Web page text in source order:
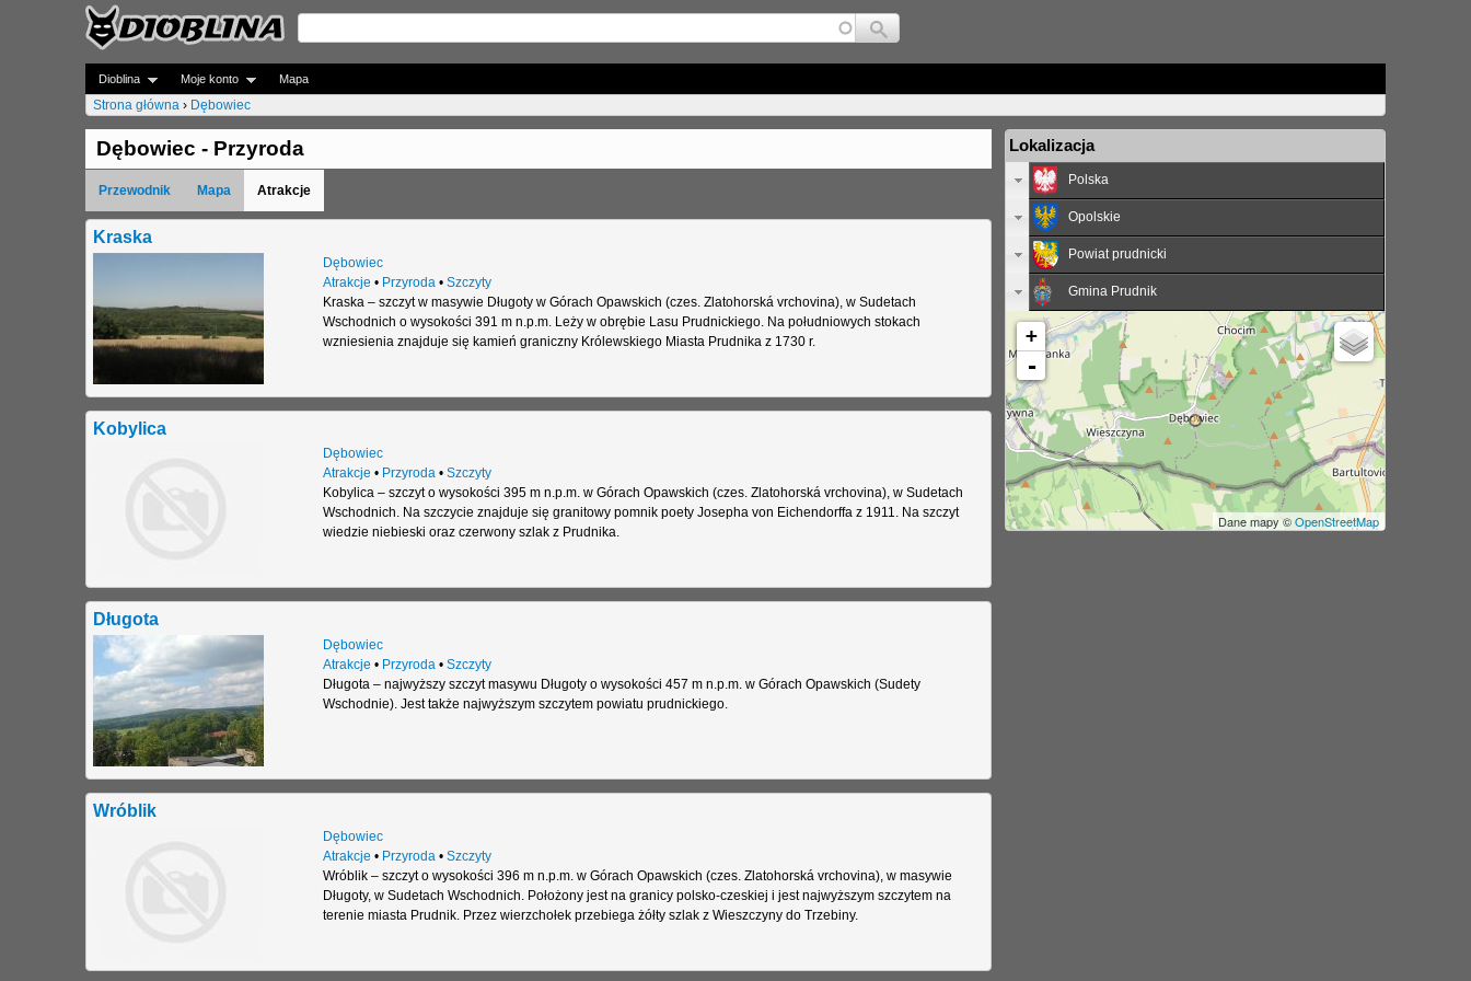
Jump to navigation
Dioblina Moje konto Mapa
J
e
s
t
ś
t
u
t
Strona główna › Dębowiec
Dębowiec - Przyroda
Przewodnik Mapa Atrakcje
Kraska
Dębowiec
Atrakcje • Przyroda • Szczyty
Kraska – szczyt w masywie Długoty w Górach Opawskich (czes. Zlatohorská vrchovina), w Sudetach
Wschodnich o wysokości 391 m n.p.m. Leży w obrębie Lasu Prudnickiego. Na południowych stokach
wzniesienia znajduje się kamień graniczny Królewskiego Miasta Prudnika z 1730 r.
Kobylica
Dębowiec
Atrakcje • Przyroda• Szczyty
Kobylica – szczyt o wysokości 395 m n.p.m. w Górach Opawskich (czes. Zlatohorská vrchovina), w Sudetach
Wschodnich. Na szczycie znajduje się granitowy pomnik poety Josepha von Eichendorffa z 1911. Na szczyt
wiedzie niebieski oraz czerwony szlak z Prudnika.
Długota
Dębowiec
Atrakcje • Przyroda• Szczyty
Długota – najwyższy szczyt masywu Długoty o wysokości 457 m n.p.m. w Górach Opawskich (Sudety
Wschodnie). Jest także najwyższym szczytem powiatu prudnickiego.
Wróblik
Dębowiec
Atrakcje • Przyroda• Szczyty
Wróblik – szczyt o wysokości 396 m n.p.m. w Górach Opawskich (czes. Zlatohorská vrchovina), w masywie
Długoty, w Sudetach Wschodnich. Położony jest na granicy polsko-czeskiej i jest najwyższym szczytem na
terenie miasta Prudnik. Przez wierzchołek przebiega żółty szlak z Wieszczyny do Trzebiny.
Lokalizacja
Polska
Opolskie
Powiat prudnicki
Gmina Prudnik
+
-
Dane mapy ©OpenStreetMap